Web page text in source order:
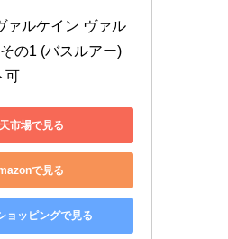
ァルケイン ヴァル
の1 (バスルアー)
可
市場で見る
で見る
ョッピングで見る